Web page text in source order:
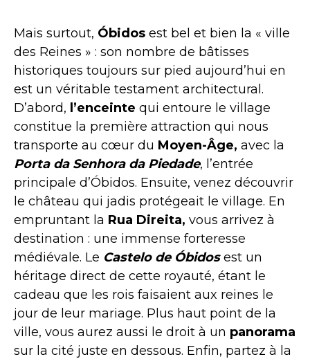
Mais surtout, Óbidos est bel et bien la « ville
des Reines » : son nombre de bâtisses
historiques toujours sur pied aujourd’hui en
est un véritable testament architectural.
D’abord, l’enceinte qui entoure le village
constitue la première attraction qui nous
transporte au cœur du Moyen-Âge, avec la
Porta da Senhora da Piedade, l’entrée
principale d’Óbidos. Ensuite, venez découvrir
le château qui jadis protégeait le village. En
empruntant la Rua Direita, vous arrivez à
destination : une immense forteresse
médiévale. Le Castelo de Óbidosest un
héritage direct de cette royauté, étant le
cadeau que les rois faisaient aux reines le
jour de leur mariage. Plus haut point de la
ville, vous aurez aussi le droit à un panorama
sur la cité juste en dessous. Enfin, partez à la